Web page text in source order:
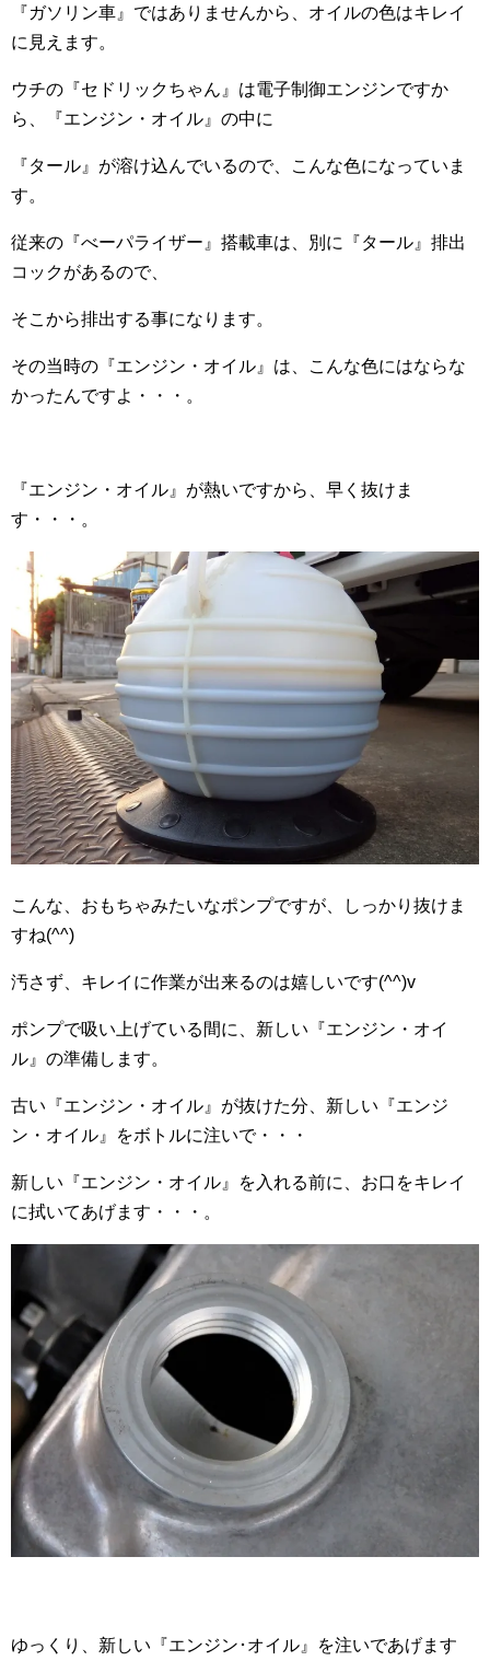
『ガソリン車』ではありませんから、オイルの色はキレイ
に見えます。
ウチの『セドリックちゃん』は電子制御エンジンですか
ら、『エンジン・オイル』の中に
『タール』が溶け込んでいるので、こんな色になっていま
す。
従来の『べーパライザー』搭載車は、別に『タール』排出
コックがあるので、
そこから排出する事になります。
その当時の『エンジン・オイル』は、こんな色にはならな
かったんですよ・・・。
『エンジン・オイル』が熱いですから、早く抜けま
す・・・。
こんな、おもちゃみたいなポンプですが、しっかり抜けま
すね(^^)
汚さず、キレイに作業が出来るのは嬉しいです(^^)v
ポンプで吸い上げている間に、新しい『エンジン・オイ
ル』の準備します。
古い『エンジン・オイル』が抜けた分、新しい『エンジ
ン・オイル』をボトルに注いで・・・
新しい『エンジン・オイル』を入れる前に、お口をキレイ
に拭いてあげます・・・。
ゆっくり、新しい『エンジン･オイル』を注いであげます